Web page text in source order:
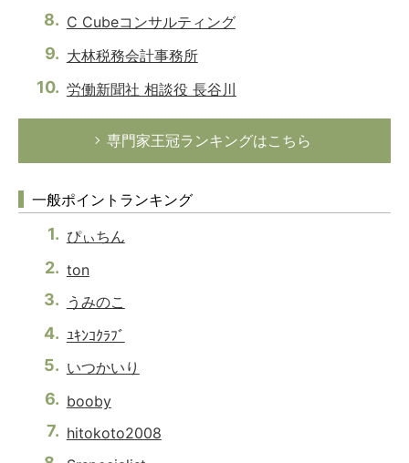
C Cubeコンサルティング
大林税務会計事務所
労働新聞社 相談役 長谷川
専門家王冠ランキングはこちら
一般ポイントランキング
ぴぃちん
ton
うみのこ
ﾕｷﾝｺｸﾗﾌﾞ
いつかいり
booby
hitokoto2008